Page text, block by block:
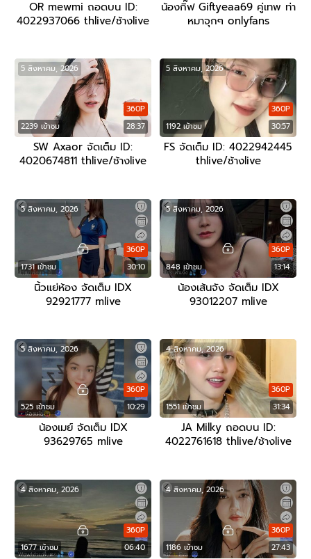
OR mewmi ถอดบน ID:
4022937066 thlive/ช้างlive
น้องกิ๊ฟ Giftyeaa69 คู่เทพ ท่า
หมาจุกๆ onlyfans
2239 เข้าชม 28:37
360P
5 สิงหาคม, 2026
SW Axaor จัดเต็ม ID:
4020674811 thlive/ช้างlive
1192 เข้าชม 30:57
360P
5 สิงหาคม, 2026
FS จัดเต็ม ID: 4022942445
thlive/ช้างlive
1731 เข้าชม 30:10
360P
5 สิงหาคม, 2026
นิ้วแย่ห้อง จัดเต็ม IDX
92921777 mlive
848 เข้าชม 13:14
360P
5 สิงหาคม, 2026
น้องเส้นจัง จัดเต็ม IDX
93012207 mlive
525 เข้าชม 10:29
360P
5 สิงหาคม, 2026
น้องเมย์ จัดเต็ม IDX
93629765 mlive
1551 เข้าชม 31:34
360P
4 สิงหาคม, 2026
JA Milky ถอดบน ID:
4022761618 thlive/ช้างlive
1677 เข้าชม 06:40
360P
4 สิงหาคม, 2026
1186 เข้าชม 27:43
360P
4 สิงหาคม, 2026